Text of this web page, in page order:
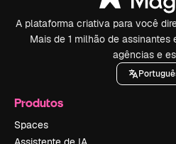
A plataforma criativa para você
Mais de 1 milhão de assinantes
agências e
Produtos
Spaces